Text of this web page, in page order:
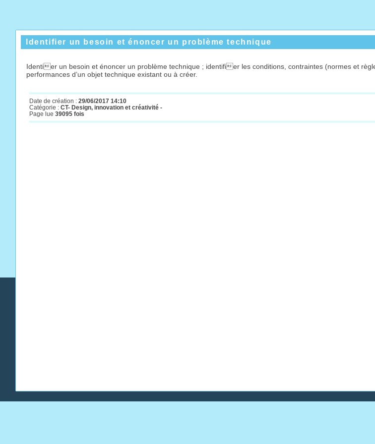
Identifier un besoin et énoncer un problème technique
Identier un besoin et énoncer un problème technique ; identifier les conditions, contraintes (normes et
performances d’un objet technique existant ou à créer.
Date de création : 29/06/2017 14:10
Catégorie : CT- Design, innovation et créativité -
Page lue 39095 fois